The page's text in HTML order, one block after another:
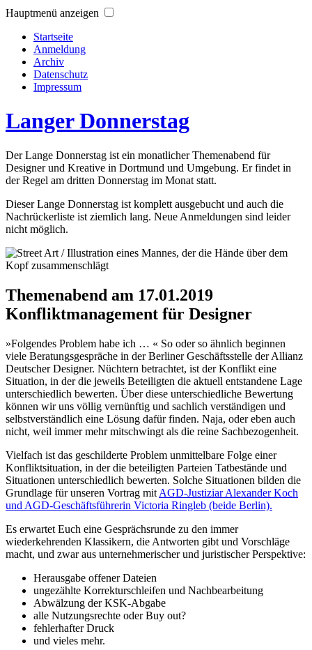
Hauptmenü anzeigen
Startseite
Anmeldung
Archiv
Datenschutz
Impressum
Langer Donnerstag
Der Lange Donnerstag ist ein monatlicher Themenabend für
Designer und Kreative in Dortmund und Umgebung. Er findet in
der Regel am dritten Donnerstag im Monat statt.
Dieser Lange Donnerstag ist komplett ausgebucht und auch die
Nachrückerliste ist ziemlich lang. Neue Anmeldungen sind leider
nicht möglich.
Themenabend am 17.01.2019
Konfliktmanagement für Designer
»Folgendes Problem habe ich … « So oder so ähnlich beginnen
viele Beratungsgespräche in der Berliner Geschäftsstelle der Allianz
Deutscher Designer. Nüchtern betrachtet, ist der Konflikt eine
Situation, in der die jeweils Beteiligten die aktuell entstandene Lage
unterschiedlich bewerten. Über diese unterschiedliche Bewertung
können wir uns völlig vernünftig und sachlich verständigen und
selbstverständlich eine Lösung dafür finden. Naja, oder eben auch
nicht, weil immer mehr mitschwingt als die reine Sachbezogenheit.
Vielfach ist das geschilderte Problem unmittelbare Folge einer
Konfliktsituation, in der die beteiligten Parteien Tatbestände und
Situationen unterschiedlich bewerten. Solche Situationen bilden die
Grundlage für unseren Vortrag mit AGD-Justiziar Alexander Koch
und AGD-Geschäftsführerin Victoria Ringleb (beide Berlin).
Es erwartet Euch eine Gesprächsrunde zu den immer
wiederkehrenden Klassikern, die Antworten gibt und Vorschläge
macht, und zwar aus unternehmerischer und juristischer Perspektive:
Herausgabe offener Dateien
ungezählte Korrekturschleifen und Nachbearbeitung
Abwälzung der KSK-Abgabe
alle Nutzungsrechte oder Buy out?
fehlerhafter Druck
und vieles mehr.